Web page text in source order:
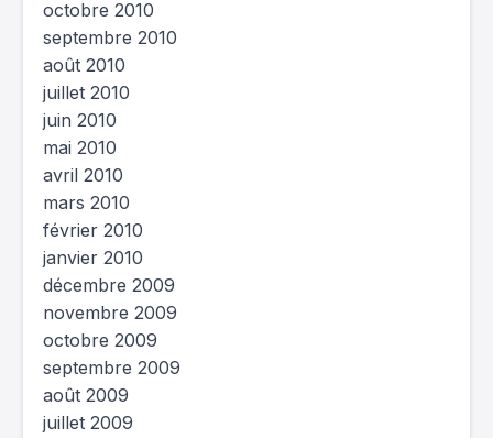
octobre 2010
septembre 2010
août 2010
juillet 2010
juin 2010
mai 2010
avril 2010
mars 2010
février 2010
janvier 2010
décembre 2009
novembre 2009
octobre 2009
septembre 2009
août 2009
juillet 2009